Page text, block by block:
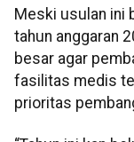
Meski usulan ini
tahun anggaran
besar agar
fasilitas medis
prioritas